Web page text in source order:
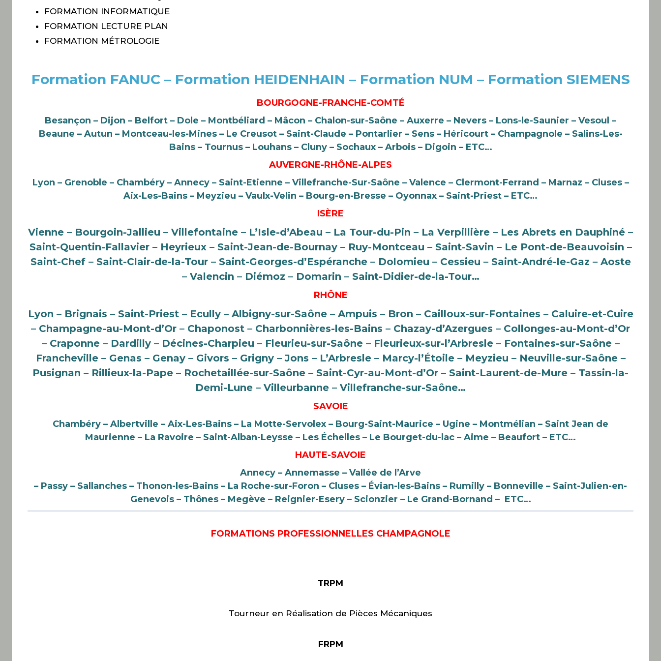
FORMATION INFORMATIQUE
FORMATION LECTURE PLAN
FORMATION MÉTROLOGIE
Formation FANUC – Formation HEIDENHAIN – Formation NUM – Formation SIEMENS
BOURGOGNE-FRANCHE-COMTÉ
Besançon – Dijon – Belfort – Dole – Montbéliard – Mâcon – Chalon-sur-Saône – Auxerre – Nevers – Lons-le-Saunier – Vesoul –
Beaune – Autun – Montceau-les-Mines – Le Creusot – Saint-Claude – Pontarlier – Sens – Héricourt – Champagnole – Salins-Les-
Bains – Tournus – Louhans – Cluny – Sochaux – Arbois – Digoin – ETC…
AUVERGNE-RHÔNE-ALPES
Lyon – Grenoble – Chambéry – Annecy – Saint-Etienne – Villefranche-Sur-Saône – Valence – Clermont-Ferrand – Marnaz – Cluses –
Aix-Les-Bains – Meyzieu – Vaulx-Velin – Bourg-en-Bresse – Oyonnax – Saint-Priest – ETC…
ISÈRE
Vienne – Bourgoin-Jallieu – Villefontaine – L’Isle-d’Abeau – La Tour-du-Pin – La Verpillière – Les Abrets en Dauphiné –
Saint-Quentin-Fallavier – Heyrieux – Saint-Jean-de-Bournay – Ruy-Montceau – Saint-Savin – Le Pont-de-Beauvoisin –
Saint-Chef – Saint-Clair-de-la-Tour – Saint-Georges-d’Espéranche – Dolomieu – Cessieu – Saint-André-le-Gaz – Aoste
– Valencin – Diémoz – Domarin – Saint-Didier-de-la-Tour…
RHÔNE
Lyon – Brignais – Saint-Priest – Ecully – Albigny-sur-Saône – Ampuis – Bron – Cailloux-sur-Fontaines – Caluire-et-Cuire
– Champagne-au-Mont-d’Or – Chaponost – Charbonnières-les-Bains – Chazay-d’Azergues – Collonges-au-Mont-d’Or
– Craponne – Dardilly – Décines-Charpieu – Fleurieu-sur-Saône – Fleurieux-sur-l’Arbresle – Fontaines-sur-Saône –
Francheville – Genas – Genay – Givors – Grigny – Jons – L’Arbresle – Marcy-l’Étoile – Meyzieu – Neuville-sur-Saône –
Pusignan – Rillieux-la-Pape – Rochetaillée-sur-Saône – Saint-Cyr-au-Mont-d’Or – Saint-Laurent-de-Mure – Tassin-la-
Demi-Lune – Villeurbanne – Villefranche-sur-Saône…
SAVOIE
Chambéry – Albertville – Aix-Les-Bains – La Motte-Servolex – Bourg-Saint-Maurice – Ugine – Montmélian – Saint Jean de
Maurienne – La Ravoire – Saint-Alban-Leysse – Les Échelles – Le Bourget-du-lac – Aime – Beaufort – ETC…
HAUTE-SAVOIE
Annecy – Annemasse – Vallée de l’Arve
– Passy – Sallanches – Thonon-les-Bains – La Roche-sur-Foron – Cluses – Évian-les-Bains – Rumilly – Bonneville – Saint-Julien-en-
Genevois – Thônes– Megève – Reignier-Esery – Scionzier – Le Grand-Bornand – ETC…
FORMATIONS PROFESSIONNELLES CHAMPAGNOLE
TRPM
Tourneur en Réalisation de Pièces Mécaniques
FRPM